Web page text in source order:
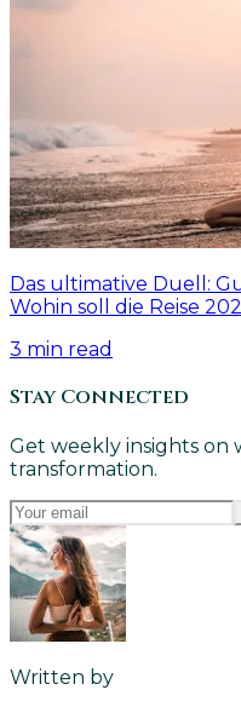
Das ultimative Duell:
Wohin soll die Reise
3 min read
Stay Connected
Get weekly insights on
transformation.
Written by